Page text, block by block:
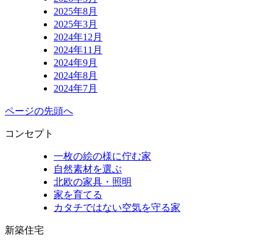
2025年8月
2025年3月
2024年12月
2024年11月
2024年9月
2024年8月
2024年7月
ページの先頭へ
コンセプト
一枚の絵の様に佇む家
自然素材を選ぶ
北欧の家具・照明
家を育てる
カタチではない空気を守る家
新築住宅